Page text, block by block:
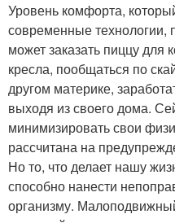
Уровень комфорта,
современные технологии,
может заказать пиццу для
кресла, пообщаться по
другом материке,
выходя из своего дома.
минимизировать свои
рассчитана на
Но то, что делает нашу
способно нанести
организму.